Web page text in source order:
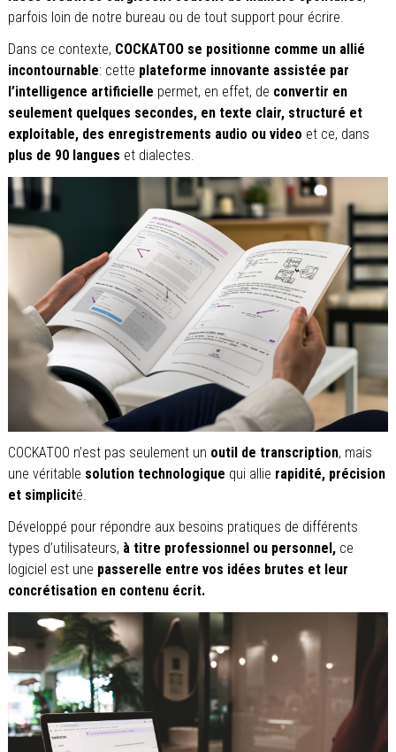
parfois loin de notre bureau ou de tout support pour écrire.
Dans ce contexte, COCKATOO se positionne comme un allié
incontournable: cette plateforme innovante assistée par
l’intelligence artificielle permet, en effet, de convertir en
seulement quelques secondes, en texte clair, structuré et
exploitable, des enregistrements audio ou video et ce, dans
plus de 90 langues et dialectes.
COCKATOO n’est pas seulement un outil de transcription, mais
une véritable solution technologique qui allie rapidité, précision
et simplicité.
Développé pour répondre aux besoins pratiques de différents
types d’utilisateurs, à titre professionnel ou personnel,ce
logiciel est une passerelle entre vos idées brutes et leur
concrétisation en contenu écrit.